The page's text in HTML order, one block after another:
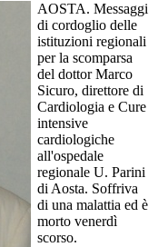
AOSTA. Messaggi
di cordoglio delle
istituzioni regionali
per la scomparsa
del dottor Marco
Sicuro, direttore di
Cardiologia e Cure
intensive
cardiologiche
all'ospedale
regionale U. Parini
di Aosta. Soffriva
di una malattia ed è
morto venerdì
scorso.